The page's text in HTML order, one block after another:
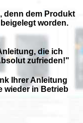
denn dem Produkt
worden.
die ich
zufrieden!"
Ihrer Anleitung
wieder in Betrieb